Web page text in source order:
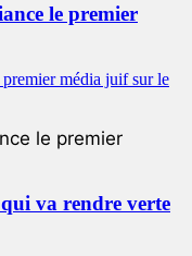
le premier
le premier
va rendre verte